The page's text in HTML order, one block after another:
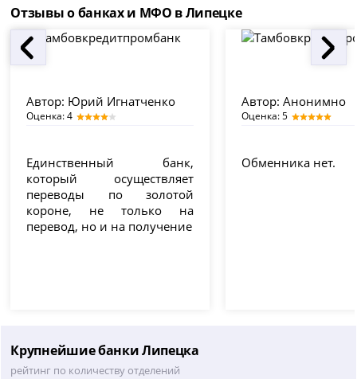
Отзывы о банках и МФО в Липецке
Автор: Юрий Игнатченко
Оценка: 4
Единственный банк,
который осуществляет
переводы по золотой
короне, не только на
перевод, но и на получение
Автор: Анонимно
Оценка: 5
Обменника нет.
Крупнейшие банки Липецка
рейтинг по количеству отделений